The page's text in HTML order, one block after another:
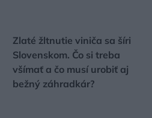
Zlaté žltnutie viniča sa šíri
Slovenskom. Čo si treba
všímať a čo musí urobiť aj
bežný záhradkár?